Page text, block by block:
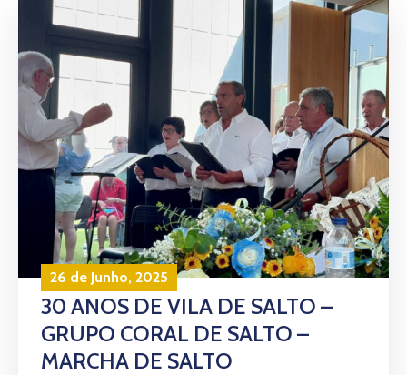
26 de Junho, 2025
30 ANOS DE VILA DE SALTO –
GRUPO CORAL DE SALTO –
MARCHA DE SALTO